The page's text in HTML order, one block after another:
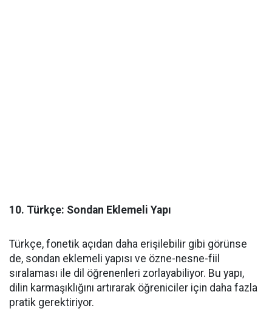
10. Türkçe: Sondan Eklemeli Yapı
Türkçe, fonetik açıdan daha erişilebilir gibi görünse
de, sondan eklemeli yapısı ve özne-nesne-fiil
sıralaması ile dil öğrenenleri zorlayabiliyor. Bu yapı,
dilin karmaşıklığını artırarak öğreniciler için daha fazla
pratik gerektiriyor.